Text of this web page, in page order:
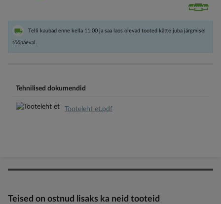
Telli kaubad enne kella 11:00 ja saa laos olevad tooted kätte juba järgmisel
tööpäeval.
Tehnilised dokumendid
Tooteleht et.pdf
Teised on ostnud lisaks ka neid tooteid